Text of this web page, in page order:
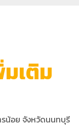
เติม
รน้อย จังหวัดนนทบุรี